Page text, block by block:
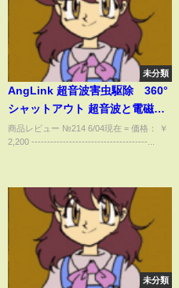
未分類
AngLink 超音波害虫駆除 360°
シャットアウト 超音波と電磁波
3.5w低消費電力設計 100平方
メートル内虫よけ 駆除 退治
商品レビュー №214 6/04現在 = 価格： ￥
2,200 -------------------------------------...
未分類